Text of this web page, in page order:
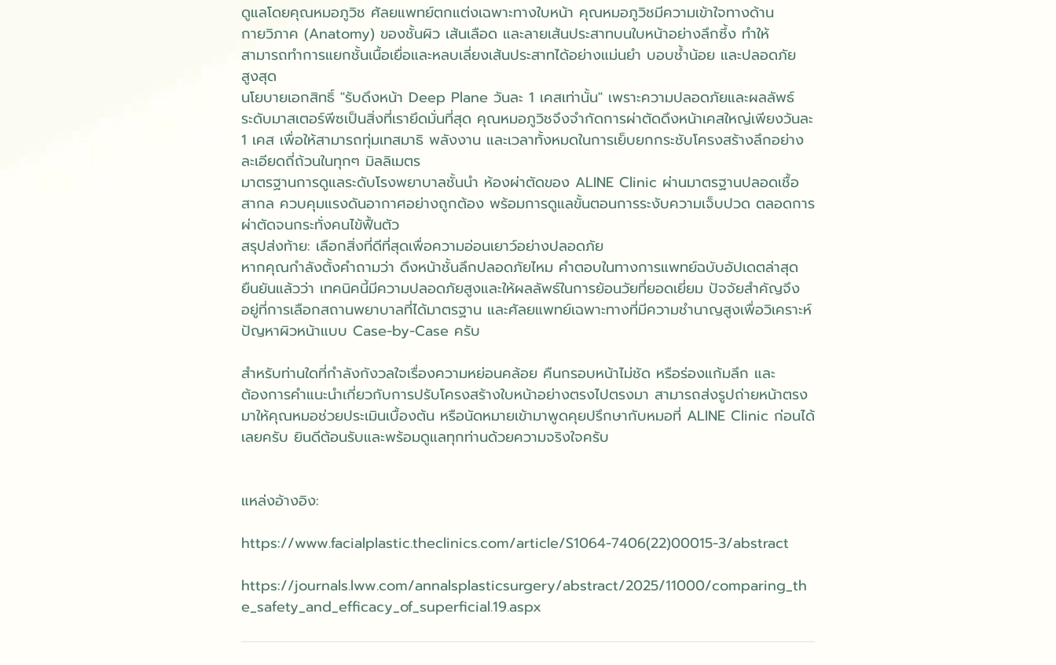
ดูแลโดยคุณหมอภูวิช ศัลยแพทย์ตกแต่งเฉพาะทางใบหน้า คุณหมอภูวิชมีความเข้าใจทางด้าน
กายวิภาค (Anatomy) ของชั้นผิว เส้นเลือด และลายเส้นประสาทบนใบหน้าอย่างลึกซึ้ง ทำให้
สามารถทำการแยกชั้นเนื้อเยื่อและหลบเลี่ยงเส้นประสาทได้อย่างแม่นยำ บอบช้ำน้อย และปลอดภัย
สูงสุด
นโยบายเอกสิทธิ์ "รับดึงหน้า Deep Plane วันละ 1 เคสเท่านั้น" เพราะความปลอดภัยและผลลัพธ์
ระดับมาสเตอร์พีซเป็นสิ่งที่เรายึดมั่นที่สุด คุณหมอภูวิชจึงจำกัดการผ่าตัดดึงหน้าเคสใหญ่เพียงวันละ
1 เคส เพื่อให้สามารถทุ่มเทสมาธิ พลังงาน และเวลาทั้งหมดในการเย็บยกกระชับโครงสร้างลึกอย่าง
ละเอียดถี่ถ้วนในทุกๆ มิลลิเมตร
มาตรฐานการดูแลระดับโรงพยาบาลชั้นนำ ห้องผ่าตัดของ ALINE Clinic ผ่านมาตรฐานปลอดเชื้อ
สากล ควบคุมแรงดันอากาศอย่างถูกต้อง พร้อมการดูแลขั้นตอนการระงับความเจ็บปวด ตลอดการ
ผ่าตัดจนกระทั่งคนไข้ฟื้นตัว
สรุปส่งท้าย: เลือกสิ่งที่ดีที่สุดเพื่อความอ่อนเยาว์อย่างปลอดภัย
หากคุณกำลังตั้งคำถามว่า ดึงหน้าชั้นลึกปลอดภัยไหม คำตอบในทางการแพทย์ฉบับอัปเดตล่าสุด
ยืนยันแล้วว่า เทคนิคนี้มีความปลอดภัยสูงและให้ผลลัพธ์ในการย้อนวัยที่ยอดเยี่ยม ปัจจัยสำคัญจึง
อยู่ที่การเลือกสถานพยาบาลที่ได้มาตรฐาน และศัลยแพทย์เฉพาะทางที่มีความชำนาญสูงเพื่อวิเคราะห์
ปัญหาผิวหน้าแบบ Case-by-Case ครับ
สำหรับท่านใดที่กำลังกังวลใจเรื่องความหย่อนคล้อย คืนกรอบหน้าไม่ชัด หรือร่องแก้มลึก และ
ต้องการคำแนะนำเกี่ยวกับการปรับโครงสร้างใบหน้าอย่างตรงไปตรงมา สามารถส่งรูปถ่ายหน้าตรง
มาให้คุณหมอช่วยประเมินเบื้องต้น หรือนัดหมายเข้ามาพูดคุยปรึกษากับหมอที่ ALINE Clinic ก่อนได้
เลยครับ ยินดีต้อนรับและพร้อมดูแลทุกท่านด้วยความจริงใจครับ
แหล่งอ้างอิง:
https://www.facialplastic.theclinics.com/article/S1064-7406(22)00015-3/abstract
https://journals.lww.com/annalsplasticsurgery/abstract/2025/11000/comparing_th
e_safety_and_efficacy_of_superficial.19.aspx